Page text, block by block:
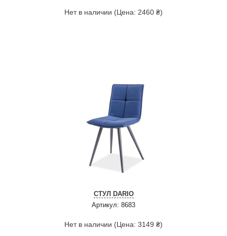
Нет в наличии (Цена: 2460 ₴)
СТУЛ DARIO
Артикул: 8683
Нет в наличии (Цена: 3149 ₴)